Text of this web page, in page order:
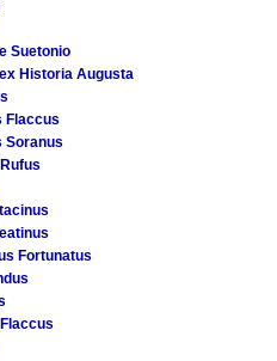
Suetonio
Historia Augusta
Flaccus
Soranus
Fortunatus